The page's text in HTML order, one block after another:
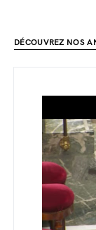
DÉCOUVREZ NOS